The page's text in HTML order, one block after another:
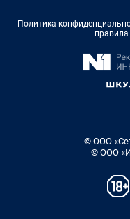
Политика
© ООО
© ООО